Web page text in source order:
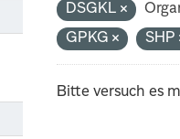
DSGKL
GPKG
SHP
Bitte versuch es